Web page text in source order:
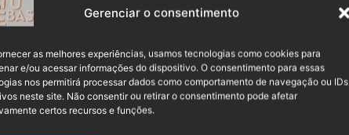
Gerenciar o consentimento
as melhores experiências, usamos tecnologias como cookies para
e/ou acessar informações do dispositivo. O consentimento para essas
nos permitirá processar dados como comportamento de navegação ou IDs
neste site. Não consentir ou retirar o consentimento pode afetar
certos recursos e funções.
descoberta de uma tragédia na madrugada da
de 40 anos, foi encontrado sem vida após ser
pela rodovia e decidiu verificar o motivo de o
do veículo, ele encontrou a vítima presa sob a
de emergência, precisou dirigir até um quartel